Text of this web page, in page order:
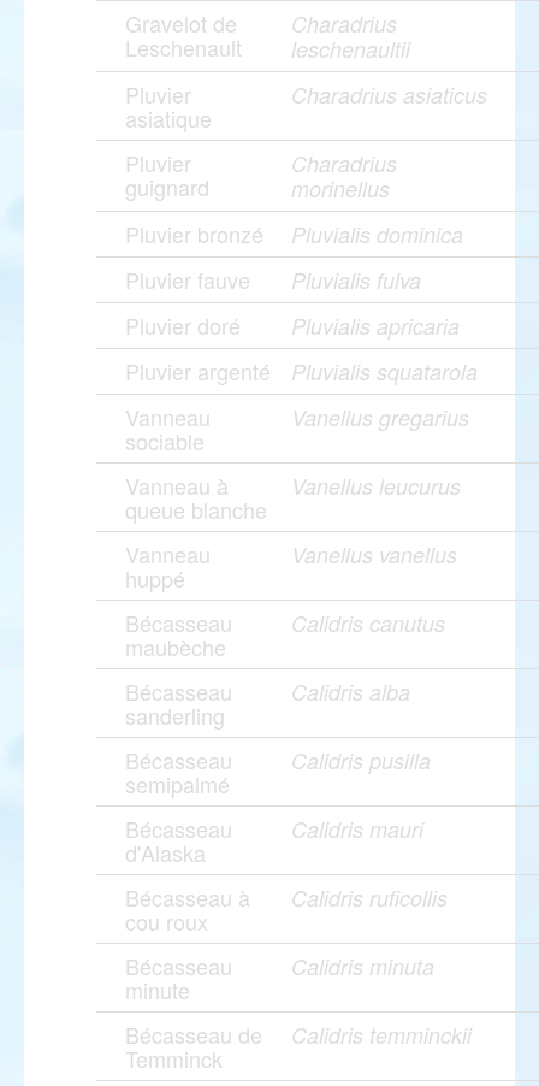
Gravelot de
Leschenault
Charadrius
leschenaultii
Pluvier
asiatique
Charadrius asiaticus
Pluvier
guignard
Charadrius
morinellus
Pluvier bronzé Pluvialis dominica
Pluvier fauve Pluvialis fulva
Pluvier doré Pluvialis apricaria
Pluvier argenté Pluvialis squatarola
Vanneau
sociable
Vanellus gregarius
Vanneau à
queue blanche
Vanellus leucurus
Vanneau
huppé
Vanellus vanellus
Bécasseau
maubèche
Calidris canutus
Bécasseau
sanderling
Calidris alba
Bécasseau
semipalmé
Calidris pusilla
Bécasseau
d'Alaska
Calidris mauri
Bécasseau à
cou roux
Calidris ruficollis
Bécasseau
minute
Calidris minuta
Bécasseau de
Temminck
Calidris temminckii